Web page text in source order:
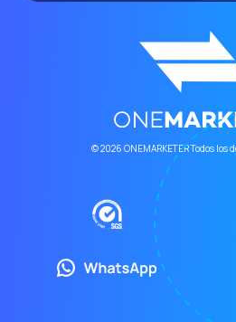
© 2026 ONEMARKETER Todos los